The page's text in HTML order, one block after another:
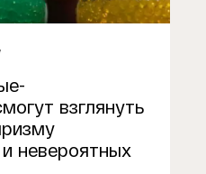
взглянуть
невероятных